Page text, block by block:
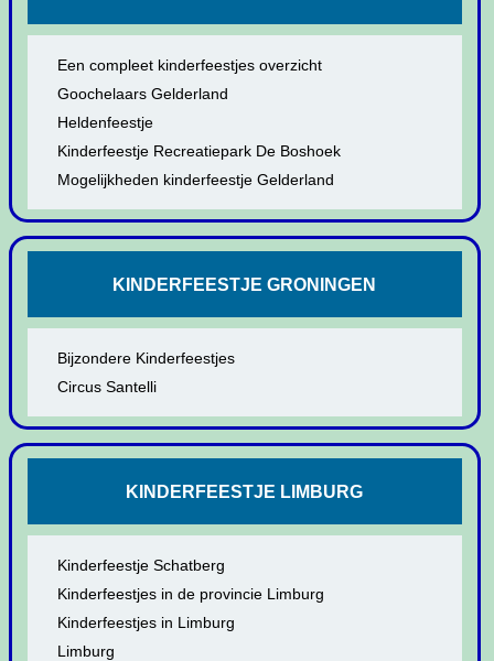
Een compleet kinderfeestjes overzicht
Goochelaars Gelderland
Heldenfeestje
Kinderfeestje Recreatiepark De Boshoek
Mogelijkheden kinderfeestje Gelderland
KINDERFEESTJE GRONINGEN
Bijzondere Kinderfeestjes
Circus Santelli
KINDERFEESTJE LIMBURG
Kinderfeestje Schatberg
Kinderfeestjes in de provincie Limburg
Kinderfeestjes in Limburg
Limburg